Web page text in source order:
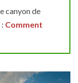
canyon de
Comment